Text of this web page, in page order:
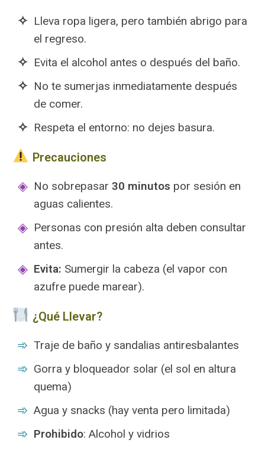
Lleva ropa ligera, pero también abrigo para
el regreso.
Evita el alcohol antes o después del baño.
No te sumerjas inmediatamente después
de comer.
Respeta el entorno: no dejes basura.
️ Precauciones
No sobrepasar 30 minutos por sesión en
aguas calientes.
Personas con presión alta deben consultar
antes.
Evita: Sumergir la cabeza (el vapor con
azufre puede marear).
️ ¿Qué Llevar?
Traje de baño y sandalias antiresbalantes
Gorra y bloqueador solar (el sol en altura
quema)
Agua y snacks (hay venta pero limitada)
Prohibido: Alcohol y vidrios